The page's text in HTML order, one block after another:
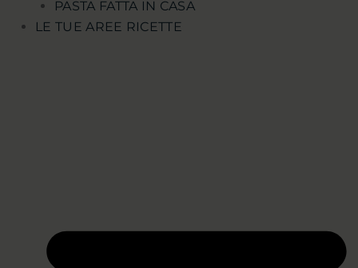
PASTA FATTA IN CASA
LE TUE AREE RICETTE